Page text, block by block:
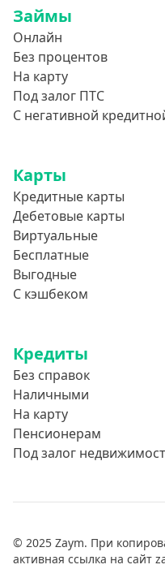
Займы
Онлайн
Без процентов
На карту
Под залог ПТС
С негативной
Карты
Кредитные карты
Дебетовые карты
Виртуальные
Бесплатные
Выгодные
С кэшбеком
Кредиты
Без справок
Наличными
На карту
Пенсионерам
Под залог
© 2025 Zaym. При
активная ссылка на сайт